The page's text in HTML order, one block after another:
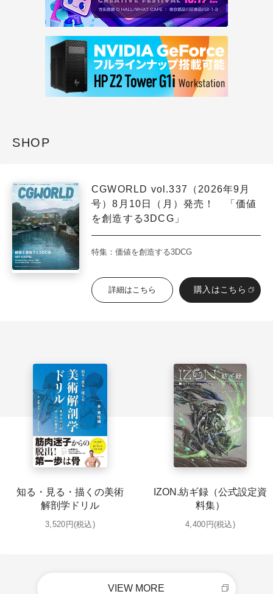
SHOP
CGWORLD vol.337（2026年9月
号）8月10日（月）発売！ 「価値
を創造する3DCG」
特集：価値を創造する3DCG
詳細はこちら 購入はこちら
知る・見る・描くの美術
解剖学ドリル
3,520円(税込)
IZON.紡ギ録（公式設定資
料集）
4,400円(税込)
VIEW MORE